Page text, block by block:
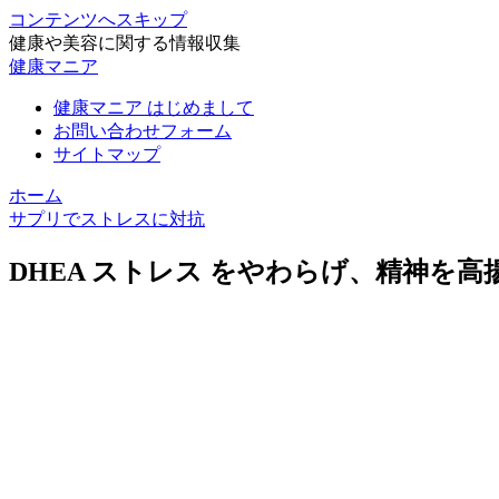
コンテンツへスキップ
健康や美容に関する情報収集
健康マニア
健康マニア はじめまして
お問い合わせフォーム
サイトマップ
ホーム
サプリでストレスに対抗
DHEA ストレス をやわらげ、精神を高